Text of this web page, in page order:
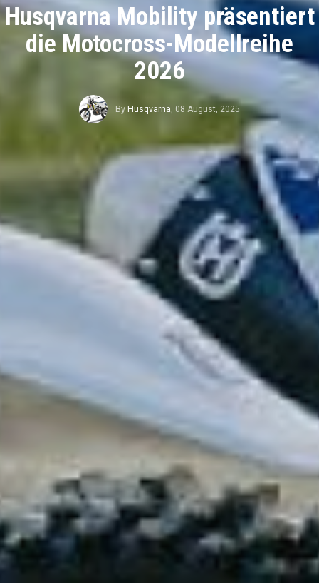
Husqvarna Mobility präsentiert
die Motocross-Modellreihe
2026
By Husqvarna, 08 August, 2025